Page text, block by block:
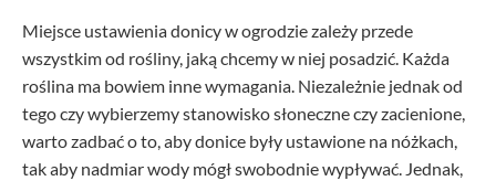
Miejsce ustawienia donicy w ogrodzie zależy przede
wszystkim od rośliny, jaką chcemy w niej posadzić. Każda
roślina ma bowiem inne wymagania. Niezależnie jednak od
tego czy wybierzemy stanowisko słoneczne czy zacienione,
warto zadbać o to, aby donice były ustawione na nóżkach,
tak aby nadmiar wody mógł swobodnie wypływać. Jednak,